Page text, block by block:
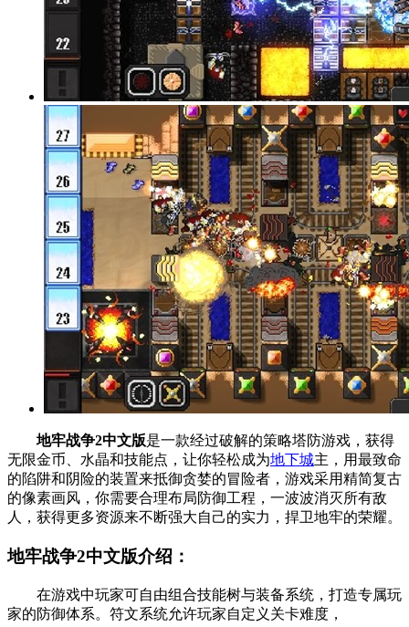
地牢战争2中文版是一款经过破解的策略塔防游戏，获得
无限金币、水晶和技能点，让你轻松成为地下城主，用最致命
的陷阱和阴险的装置来抵御贪婪的冒险者，游戏采用精简复古
的像素画风，你需要合理布局防御工程，一波波消灭所有敌
人，获得更多资源来不断强大自己的实力，捍卫地牢的荣耀。
地牢战争2中文版介绍：
在游戏中玩家可自由组合技能树与装备系统，打造专属玩
家的防御体系。符文系统允许玩家自定义关卡难度，